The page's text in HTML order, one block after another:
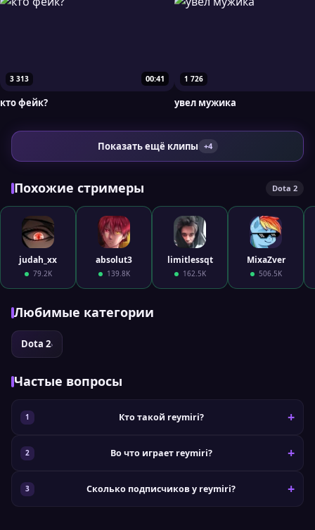
00:41
3 313
кто фейк?
1 726
увел мужика
Показать ещё клипы +4
Похожие стримеры Dota 2
judah_xx
79.2K
absolut3
139.8K
limitlessqt
162.5K
MixaZver
506.5K
Любимые категории
Dota 2›
Частые вопросы
Кто такой reymiri?
Во что играет reymiri?
Сколько подписчиков у reymiri?